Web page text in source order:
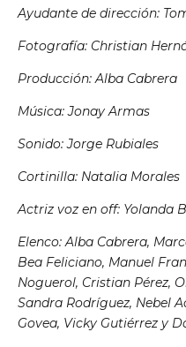
Ayudante de dirección:
Fotografía: Christian
Producción: Alba Cabrera
Música: Jonay Armas
Sonido: Jorge Rubiales
Cortinilla: Natalia Morales
Actriz voz en off: Yolanda
Elenco: Alba Cabrera,
Bea Feliciano, Manuel
Noguerol, Cristian Pérez,
Sandra Rodríguez, Nebel
Govea, Vicky Gutiérrez y